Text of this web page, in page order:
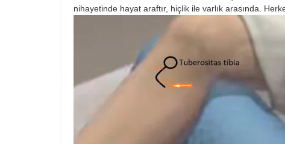
nihayetinde hayat araftır, hiçlik ile varlık arasında.